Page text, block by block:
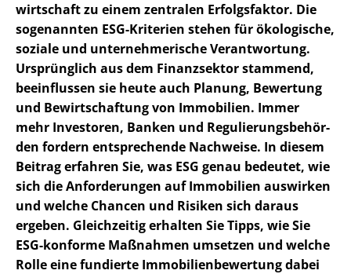
wirt­schaft zu einem zentralen Erfolgsfaktor. Die
sogenannten ESG-Kriterien stehen für ökologische,
soziale und un­ter­neh­me­ri­sche Verantwortung.
Ursprünglich aus dem Finanzsektor stammend,
beeinflussen sie heute auch Planung, Bewertung
und Bewirtschaftung von Immobilien. Immer
mehr Investoren, Banken und Re­gu­lie­rungs­be­hör­
den fordern entsprechende Nachweise. In diesem
Beitrag erfahren Sie, was ESG genau bedeutet, wie
sich die Anforderungen auf Immobilien auswirken
und welche Chancen und Risiken sich daraus
ergeben. Gleichzeitig erhalten Sie Tipps, wie Sie
ESG-konforme Maßnahmen umsetzen und welche
Rolle eine fundierte Im­mo­bi­li­en­be­wer­tung dabei